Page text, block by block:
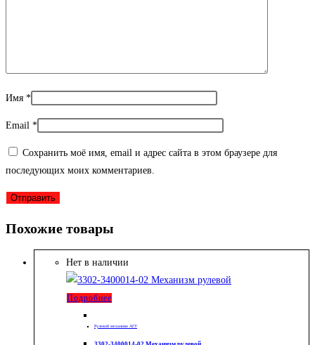
Имя *
Email *
Сохранить моё имя, email и адрес сайта в этом браузере для
последующих моих комментариев.
Похожие товары
Нет в наличии
Подробнее
Рулевой механизм АГУ